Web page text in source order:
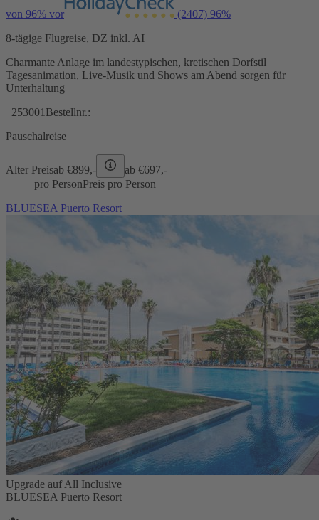
von 96% vor (2407) 96%
8-tägige Flugreise, DZ inkl. AI
Charmante Anlage im landestypischen, kretischen Dorfstil
Tagesanimation, Live-Musik und Shows am Abend sorgen für
Unterhaltung
253001 Bestellnr.:
Pauschalreise
Alter Preisab €899,- ab €697,-
pro PersonPreis pro Person
BLUESEA Puerto Resort
Upgrade auf All Inclusive
BLUESEA Puerto Resort